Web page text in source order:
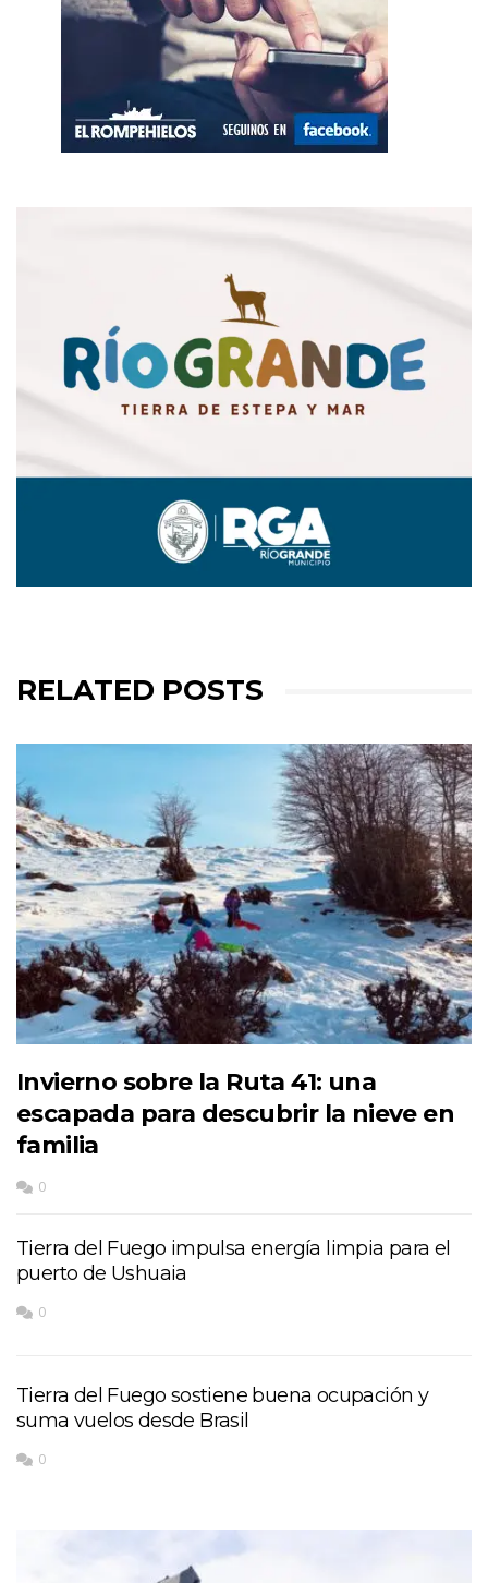
RELATED POSTS
Invierno sobre la Ruta 41: una
escapada para descubrir la nieve en
familia
0
Tierra del Fuego impulsa energía limpia para el
puerto de Ushuaia
0
Tierra del Fuego sostiene buena ocupación y
suma vuelos desde Brasil
0